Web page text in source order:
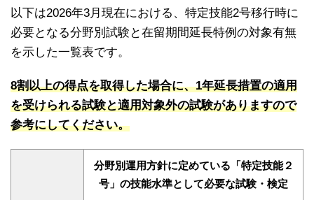
以下は2026年3月現在における、特定技能2号移行時に
必要となる分野別試験と在留期間延長特例の対象有無
を示した一覧表です。
8割以上の得点を取得した場合に、1年延長措置の適用
を受けられる試験と適用対象外の試験がありますので
参考にしてください。
分野別運用方針に定めている「特定技能２
号」の技能水準として必要な試験・検定